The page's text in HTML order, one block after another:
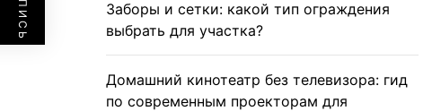
Заборы и сетки: какой тип ограждения
выбрать для участка?
Домашний кинотеатр без телевизора: гид
по современным проекторам для